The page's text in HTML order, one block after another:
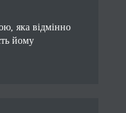
яка відмінно
йому